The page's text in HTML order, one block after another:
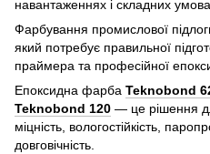
навантаженнях і складних
Фарбування промислової
який потребує правильної
праймера та професійної
Епоксидна фарба Teknobond
Teknobond 120 — це рішення
міцність, вологостійкість,
довговічність.